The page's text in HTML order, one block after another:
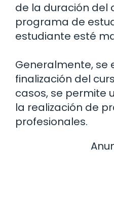
de la duración del
programa de
estudiante esté
Generalmente, se
finalización del
casos, se permite
la realización de
profesionales.